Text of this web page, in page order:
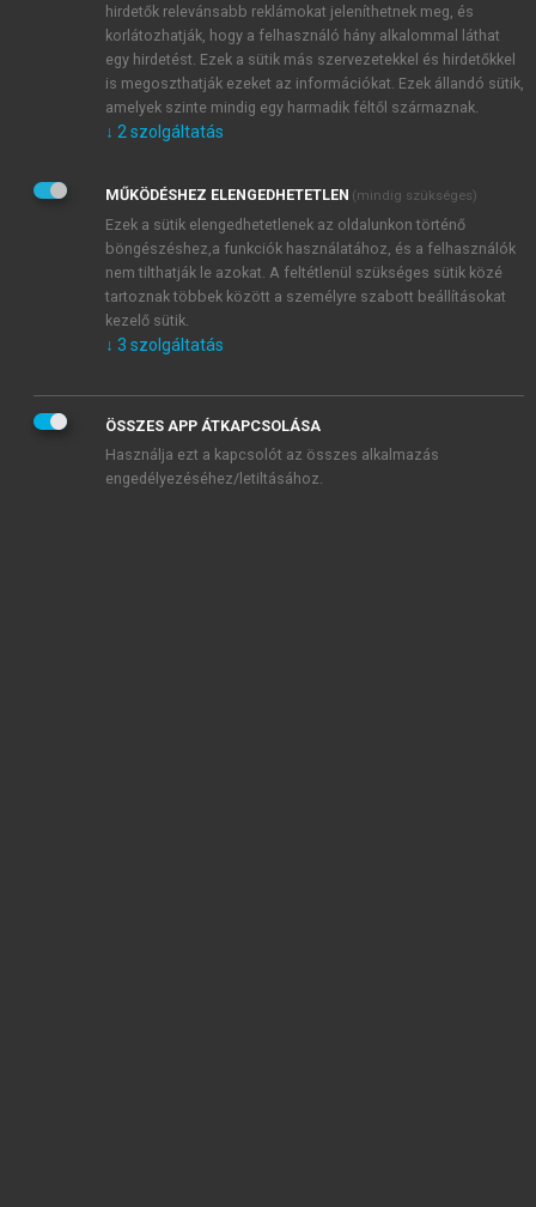
JELSZÓ ÚJRA
Kérek értesítést a MeRSZ újdonságairól, akcióiról.
Kérek értesítést az Akadémiai Kiadó Zrt. újdonságairól,
Adatkezelési tájékoztatóbanfoglaltakat tudomásul
veszem és elfogadom.
Általános vásárlási feltételeket, valamint a szotar.netés a
mersz.huoldalak licencszerződéseiben foglaltakat
tudomásul veszem és elfogadom.
KIPRÓBÁLOM
hirdetők relevánsabb reklámokat jeleníthetnek meg, és
korlátozhatják, hogy a felhasználó hány alkalommal láthat
egy hirdetést. Ezek a sütik más szervezetekkel és hirdetőkkel
is megoszthatják ezeket az információkat. Ezek állandó sütik,
amelyek szinte mindig egy harmadik féltől származnak.
↓ 2 szolgáltatás
MŰKÖDÉSHEZ ELENGEDHETETLEN (mindig szükséges)
Ezek a sütik elengedhetetlenek az oldalunkon történő
böngészéshez,a funkciók használatához, és a felhasználók
nem tilthatják le azokat. A feltétlenül szükséges sütik közé
tartoznak többek között a személyre szabott beállításokat
kezelő sütik.
↓ 3 szolgáltatás
ÖSSZES APP ÁTKAPCSOLÁSA
Használja ezt a kapcsolót az összes alkalmazás
engedélyezéséhez/letiltásához.